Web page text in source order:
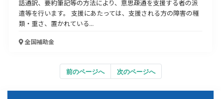
話通訳、要約筆記等の方法により、意思疎通を支援する者の派
遣等を行います。 支援にあたっては、支援される方の障害の種
類・重さ、置かれている...
全国補助金
前のページへ 次のページへ